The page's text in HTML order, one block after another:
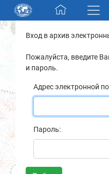
Skip navigation
Разделы и коллекции
Электронный каталог
Новости
О нас
Контакты
Вход в архив
Пожалуйста, введите
и пароль.
Адрес электронной
Пароль: